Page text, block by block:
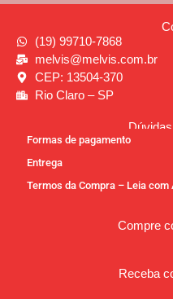
(19) 99710-7868
melvis@melvis.com.br
CEP: 13504-370
Rio Claro – SP
Formas de pagamento
Entrega
Termos da Compra – Leia com
Compre
Receba